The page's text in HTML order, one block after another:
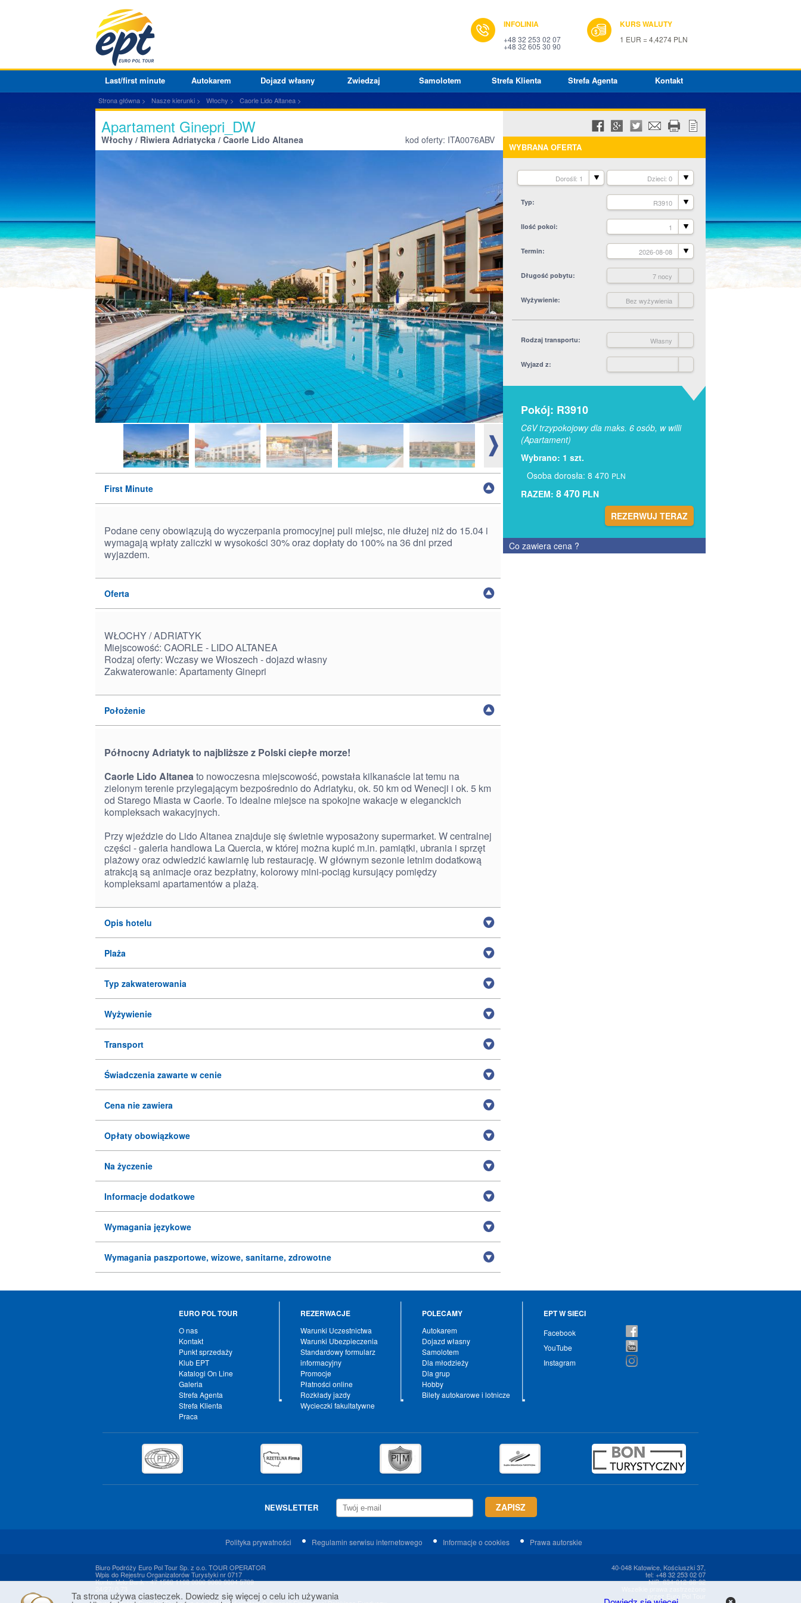
INFOLINIA
+48 32 253 02 07
+48 32 605 30 90
KURS WALUTY
1 EUR = 4,4274 PLN
Last/first minute Autokarem Dojazd własny Zwiedzaj Samolotem Strefa Klienta Strefa Agenta Kontakt
Strona główna Nasze kierunki Włochy Caorle Lido Altanea
Apartament Ginepri_DW
Włochy / Riwiera Adriatycka / Caorle Lido Altanea kod oferty: ITA0076ABV
WYBRANA OFERTA
Dorośli: 1 Dzieci: 0
Typ R3910
Ilość pokoi 1
Termin 2026-08-08
Długość pobytu 7 nocy
Wyżywienie Bez wyżywienia
Rodzaj transportu Własny
Wyjazd z
Pokój: R3910
C6V trzypokojowy dla maks. 6 osób, w willi
(Apartament)
Wybrano: 1 szt.
Osoba dorosła: 8 470 PLN
RAZEM: 8 470 PLN
REZERWUJ TERAZ
Co zawiera cena ?
First Minute
Podane ceny obowiązują do wyczerpania promocyjnej puli miejsc, nie dłużej niż do 15.04 i
wymagają wpłaty zaliczki w wysokości 30% oraz dopłaty do 100% na 36 dni przed
wyjazdem.
Oferta
WŁOCHY / ADRIATYK
Miejscowość: CAORLE - LIDO ALTANEA
Rodzaj oferty: Wczasy we Włoszech - dojazd własny
Zakwaterowanie: Apartamenty Ginepri
Położenie
Północny Adriatyk to najbliższe z Polski ciepłe morze!
Caorle Lido Altaneato nowoczesna miejscowość, powstała kilkanaście lat temu na
zielonym terenie przylegającym bezpośrednio do Adriatyku, ok. 50 km od Wenecji i ok. 5 km
od Starego Miasta w Caorle. To idealne miejsce na spokojne wakacje w eleganckich
kompleksach wakacyjnych.
Przy wjeździe do Lido Altanea znajduje się świetnie wyposażony supermarket. W centralnej
części - galeria handlowa La Quercia, w której można kupić m.in. pamiątki, ubrania i sprzęt
plażowy oraz odwiedzić kawiarnię lub restaurację. W głównym sezonie letnim dodatkową
atrakcją są animacje oraz bezpłatny, kolorowy mini-pociąg kursujący pomiędzy
kompleksami apartamentów a plażą.
Opis hotelu
Plaża
Typ zakwaterowania
Wyżywienie
Transport
Świadczenia zawarte w cenie
Cena nie zawiera
Opłaty obowiązkowe
Na życzenie
Informacje dodatkowe
Wymagania językowe
Wymagania paszportowe, wizowe, sanitarne, zdrowotne
EURO POL TOUR
O nas
Kontakt
Punkt sprzedaży
Klub EPT
Katalogi On Line
Galeria
Strefa Agenta
Strefa Klienta
Praca
REZERWACJE
Warunki Uczestnictwa
Warunki Ubezpieczenia
Standardowy formularz
informacyjny
Promocje
Płatności online
Rozkłady jazdy
Wycieczki fakultatywne
POLECAMY
Autokarem
Dojazd własny
Samolotem
Dla młodzieży
Dla grup
Hobby
Bilety autokarowe i lotnicze
EPT W SIECI
Facebook
YouTube
Instagram
NEWSLETTER
Polityka prywatności Regulamin serwisu internetowego Informacje o cookies Prawa autorskie
Biuro Podróży Euro Pol Tour Sp. z o.o. TOUR OPERATOR
Wpis do Rejestru Organizatorów Turystyki nr 0717
Konto: Velo Bank - 47 1560 1108 0000 9060 0004 5709
40-048 Katowice, Kościuszki 37,
tel: +48 32 253 02 07
NIP: 634-012-68-32
Ta strona używa ciasteczek. Dowiedz się więcej o celu ich używania